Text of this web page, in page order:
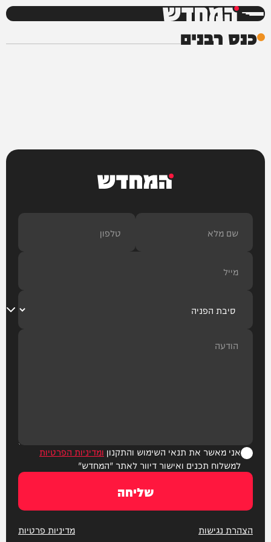
המחדש
כנס רבנים
המחדש
אני מאשר את תנאי השימוש והתקנון ומדיניות הפרטיות
למשלוח תכנים ואישור דיוור לאתר "המחדש"
שליחה
הצהרת נגישות מדיניות פרטיות